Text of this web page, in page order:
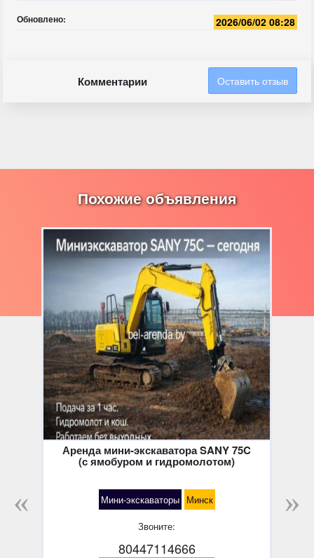
Обновлено: 2026/06/02 08:28
Оставить отзыв
Комментарии
Похожие объявления
Аренда мини-экскаватора SANY 75C
(с ямобуром и гидромолотом)
Мини-экскаваторы Минск
Звоните:
80447114666